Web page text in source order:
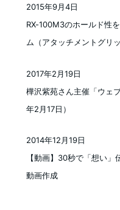
RX-100M3のホールド性
ム（アタッチメントグリ
2015年9月4日
樺沢紫苑さん主催「ウェ
年2月17日）
2017年2月19日
【動画】30秒で「想い
動画作成
2014年12月19日